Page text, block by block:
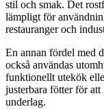
stil och smak. Det
lämpligt för
restauranger och
En annan fördel med
också användas
funktionellt utekök
justerbara fötter för att
underlag.